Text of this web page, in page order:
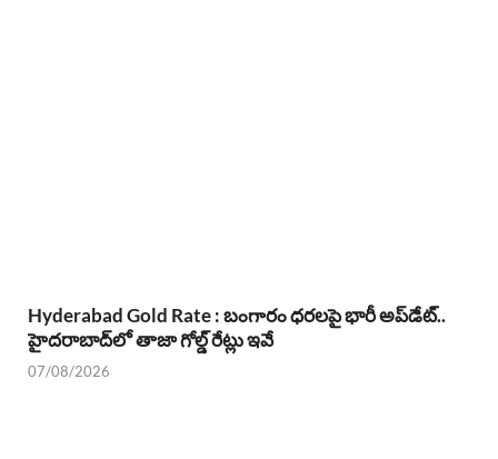
Hyderabad Gold Rate : బంగారం ధరలపై భారీ అప్‌డేట్..
హైదరాబాద్‌లో తాజా గోల్డ్ రేట్లు ఇవే
07/08/2026